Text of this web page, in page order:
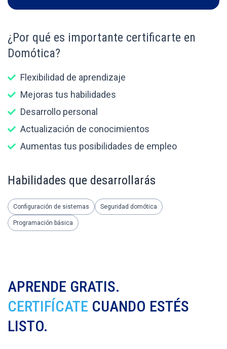
¿Por qué es importante certificarte en
Domótica?
Flexibilidad de aprendizaje
Mejoras tus habilidades
Desarrollo personal
Actualización de conocimientos
Aumentas tus posibilidades de empleo
Habilidades que desarrollarás
Configuración de sistemas Seguridad domótica
Programación básica
APRENDE GRATIS.
CERTIFÍCATE CUANDO ESTÉS
LISTO.